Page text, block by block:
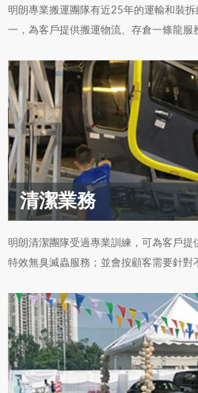
明朗專業搬運團隊有近25年的運輸和裝
一，為客戶提供搬運物流、存倉一條龍服
清潔業務
明朗清潔團隊受過專業訓練，可為客戶提
特效無臭滅蟲服務；並會按顧客需要針對